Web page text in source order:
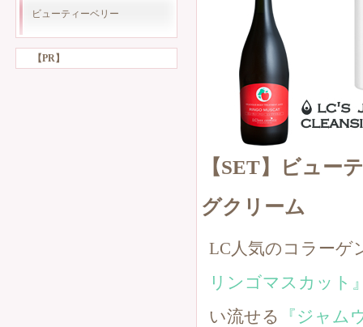
【SET】ビュー
グクリーム
LC人気のコラーゲ
リンゴマスカット
い流せる
『ジャム
ビューティーベリー
【PR】